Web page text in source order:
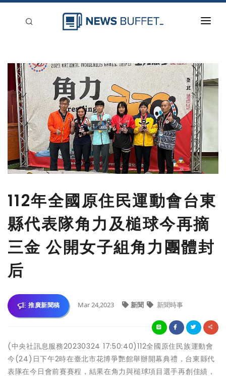
新聞稿分類
登入
刊登
112年全國原住民運動會台東
縣代表隊角力及槌球今再摘
三金 公開女子組角力團體封
后
推廣新聞稿 Mar 24,2023 新聞 新聞時事
(中央社訊息服務20230324 17:50:40)112全國原住民族運動會
今(24)日下午2時在臺北市花博爭艷館舉辦開幕典禮，台東縣代
表隊在今日會前賽賽程，結果在角力與槌球項目選手再創佳績，